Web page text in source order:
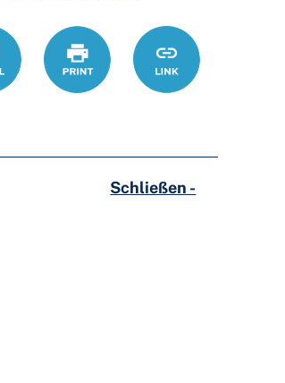
Print https://
Link
Schließen -